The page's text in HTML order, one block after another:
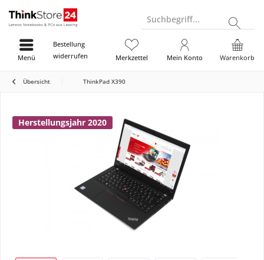
Suchbegriff...
Bestellung
widerrufen
Warenkorb
Merkzettel Mein Konto
Menü
Übersicht ThinkPad X390
Herstellungsjahr 2020